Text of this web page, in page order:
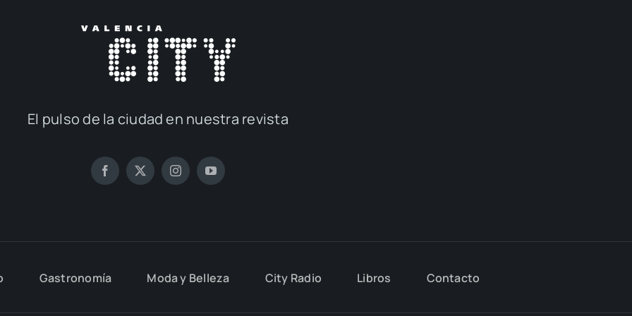
El pul­so de la ciu­dad en nues­tra revis­ta
Gas­tro­no­mía Moda y Belle­za City Radio Libros Con­tac­to